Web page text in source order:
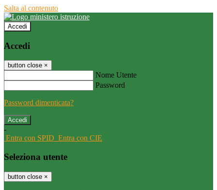
Salta al contenuto
Accedi
Accedi
button close ×
Nome Utente
Password
Password dimenticata?
-
Entra con SPID Entra con CIE
Seleziona utente
button close ×